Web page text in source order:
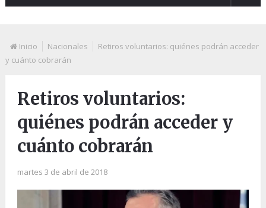
Inicio Nacionales
Retiros voluntarios: quiénes podrán acceder
y cuánto cobrarán
Retiros voluntarios:
quiénes podrán acceder y
cuánto cobrarán
martes 3 de abril de 2018